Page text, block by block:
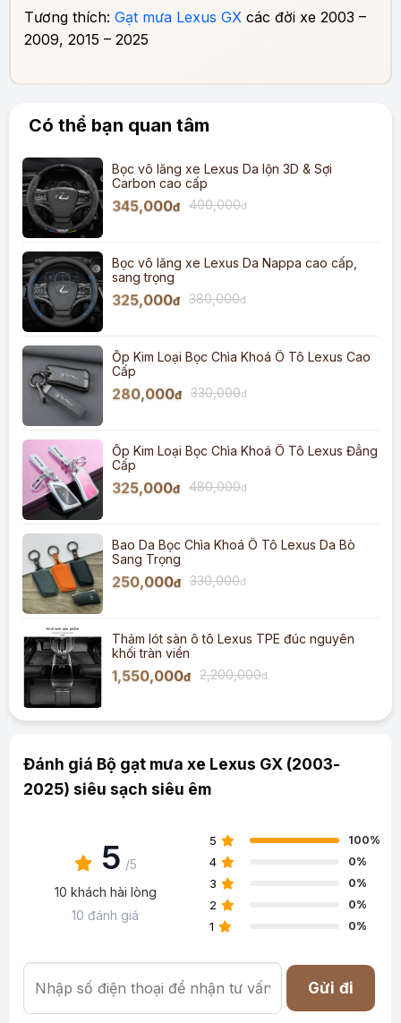
Tương thích: Gạt mưa Lexus GX các đời xe 2003 –
2009, 2015 – 2025
Có thể bạn quan tâm
Bọc vô lăng xe Lexus Da lộn 3D & Sợi
Carbon cao cấp
345,000đ 400,000đ
Bọc vô lăng xe Lexus Da Nappa cao cấp,
sang trọng
325,000đ 380,000đ
Ốp Kim Loại Bọc Chìa Khoá Ô Tô Lexus Cao
Cấp
280,000đ 330,000đ
Ốp Kim Loại Bọc Chìa Khoá Ô Tô Lexus Đẳng
Cấp
325,000đ 480,000đ
Bao Da Bọc Chìa Khoá Ô Tô Lexus Da Bò
Sang Trọng
250,000đ 330,000đ
Thảm lót sàn ô tô Lexus TPE đúc nguyên
khối tràn viền
1,550,000đ 2,200,000đ
Đánh giá Bộ gạt mưa xe Lexus GX (2003-
2025) siêu sạch siêu êm
5 /5
10 khách hài lòng
10 đánh giá
5 100%
4 0%
3 0%
2 0%
1 0%
Gửi đi